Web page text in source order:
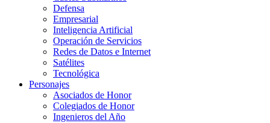
Defensa
Empresarial
Inteligencia Artificial
Operación de Servicios
Redes de Datos e Internet
Satélites
Tecnológica
Personajes
Asociados de Honor
Colegiados de Honor
Ingenieros del Año